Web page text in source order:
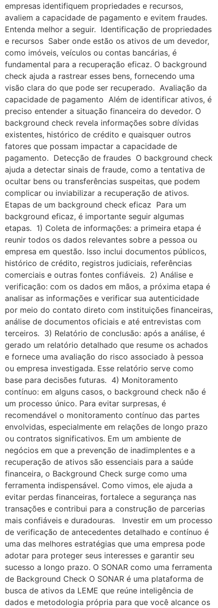
empresas identifiquem propriedades e recursos,
avaliem a capacidade de pagamento e evitem fraudes.
Entenda melhor a seguir. Identificação de propriedades
e recursos Saber onde estão os ativos de um devedor,
como imóveis, veículos ou contas bancárias, é
fundamental para a recuperação eficaz. O background
check ajuda a rastrear esses bens, fornecendo uma
visão clara do que pode ser recuperado. Avaliação da
capacidade de pagamento Além de identificar ativos, é
preciso entender a situação financeira do devedor. O
background check revela informações sobre dívidas
existentes, histórico de crédito e quaisquer outros
fatores que possam impactar a capacidade de
pagamento. Detecção de fraudes O background check
ajuda a detectar sinais de fraude, como a tentativa de
ocultar bens ou transferências suspeitas, que podem
complicar ou inviabilizar a recuperação de ativos.
Etapas de um background check eficaz Para um
background eficaz, é importante seguir algumas
etapas. 1) Coleta de informações: a primeira etapa é
reunir todos os dados relevantes sobre a pessoa ou
empresa em questão. Isso inclui documentos públicos,
histórico de crédito, registros judiciais, referências
comerciais e outras fontes confiáveis. 2) Análise e
verificação: com os dados em mãos, a próxima etapa é
analisar as informações e verificar sua autenticidade
por meio do contato direto com instituições financeiras,
análise de documentos oficiais e até entrevistas com
terceiros. 3) Relatório de conclusão: após a análise, é
gerado um relatório detalhado que resume os achados
e fornece uma avaliação do risco associado à pessoa
ou empresa investigada. Esse relatório serve como
base para decisões futuras. 4) Monitoramento
contínuo: em alguns casos, o background check não é
um processo único. Para evitar surpresas, é
recomendável o monitoramento contínuo das partes
envolvidas, especialmente em relações de longo prazo
ou contratos significativos. Em um ambiente de
negócios em que a prevenção de inadimplentes e a
recuperação de ativos são essenciais para a saúde
financeira, o Background Check surge como uma
ferramenta indispensável. Como vimos, ele ajuda a
evitar perdas financeiras, fortalece a segurança nas
transações e contribui para a construção de parcerias
mais confiáveis e duradouras. Investir em um processo
de verificação de antecedentes detalhado e contínuo é
uma das melhores estratégias que uma empresa pode
adotar para proteger seus interesses e garantir seu
sucesso a longo prazo. O SONAR como uma ferramenta
de Background Check O SONAR é uma plataforma de
busca de ativos da LEME que reúne inteligência de
dados e metodologia própria para que você alcance os